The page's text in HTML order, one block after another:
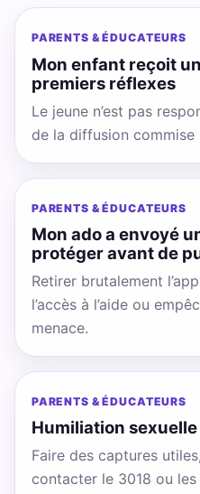
PARENTS & ÉDUCATEURS
Mon enfant reçoit
premiers réflexes
Le jeune n’est pas
de la diffusion commise
PARENTS & ÉDUCATEURS
Mon ado a envoyé
protéger avant de
Retirer brutalement
l’accès à l’aide ou
menace.
PARENTS & ÉDUCATEURS
Humiliation sexuelle
Faire des captures
contacter le 3018 ou